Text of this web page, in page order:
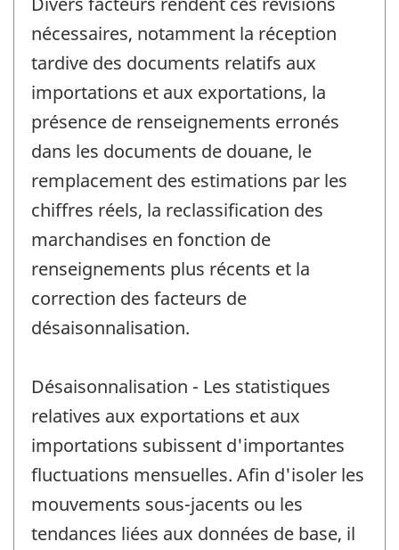
nécessaires, notamment la réception
tardive des documents relatifs aux
importations et aux exportations, la
présence de renseignements erronés
dans les documents de douane, le
remplacement des estimations par les
chiffres réels, la reclassification des
marchandises en fonction de
renseignements plus récents et la
correction des facteurs de
désaisonnalisation.
Désaisonnalisation - Les statistiques
relatives aux exportations et aux
importations subissent d'importantes
fluctuations mensuelles. Afin d'isoler les
mouvements sous-jacents ou les
tendances liées aux données de base, il